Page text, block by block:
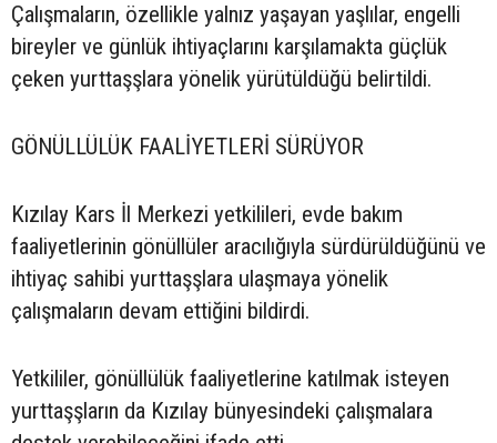
Çalışmaların, özellikle yalnız yaşayan yaşlılar, engelli
bireyler ve günlük ihtiyaçlarını karşılamakta güçlük
çeken yurttaşşlara yönelik yürütüldüğü belirtildi.
GÖNÜLLÜLÜK FAALİYETLERİ SÜRÜYOR
Kızılay Kars İl Merkezi yetkilileri, evde bakım
faaliyetlerinin gönüllüler aracılığıyla sürdürüldüğünü ve
ihtiyaç sahibi yurttaşşlara ulaşmaya yönelik
çalışmaların devam ettiğini bildirdi.
Yetkililer, gönüllülük faaliyetlerine katılmak isteyen
yurttaşşların da Kızılay bünyesindeki çalışmalara